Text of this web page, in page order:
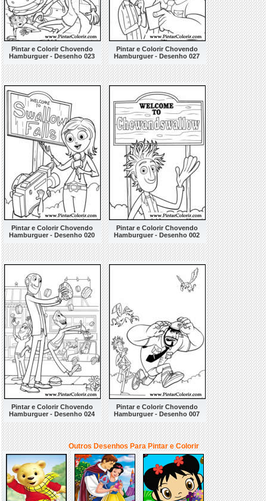
Pintar e Colorir Chovendo
Hamburguer - Desenho 023
Pintar e Colorir Chovendo
Hamburguer - Desenho 027
Pintar e Colorir Chovendo
Hamburguer - Desenho 020
Pintar e Colorir Chovendo
Hamburguer - Desenho 002
Pintar e Colorir Chovendo
Hamburguer - Desenho 024
Pintar e Colorir Chovendo
Hamburguer - Desenho 007
Outros Desenhos Para Pintar e Colorir